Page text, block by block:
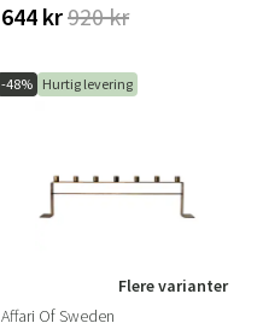
644 kr920 kr
-48% Hurtig levering
Flere varianter
Affari Of Sweden